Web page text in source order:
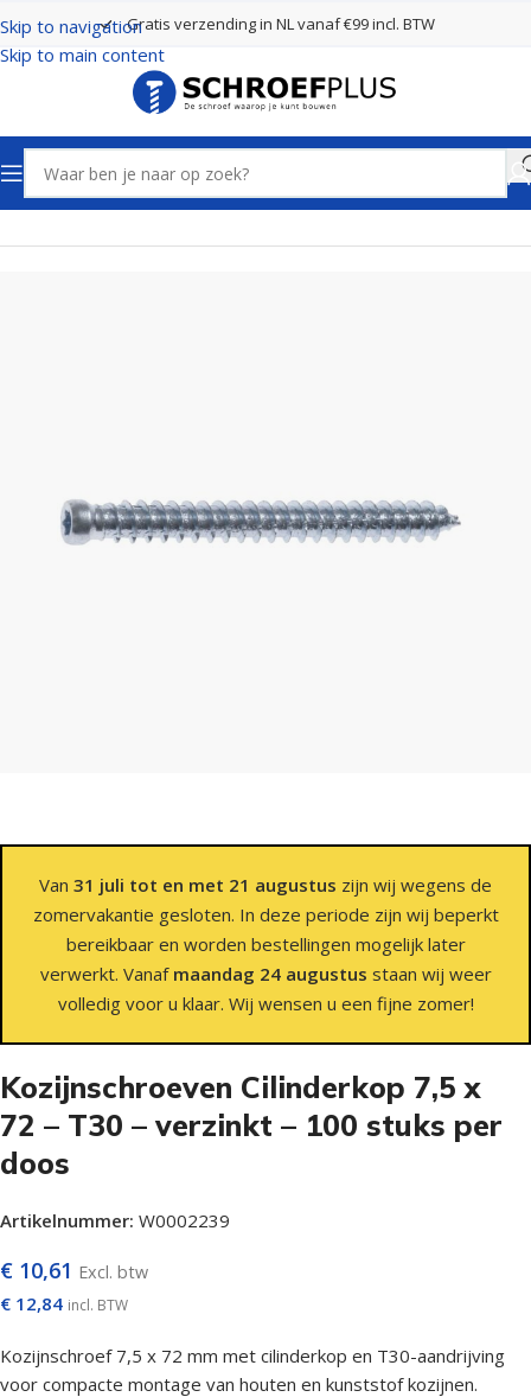
Skip to navigation
Skip to main content
Gratis verzending in NL vanaf €99 incl. BTW
Home Schroeven Kozijnschroeven
Van 31 juli tot en met 21 augustus zijn wij wegens de
zomervakantie gesloten. In deze periode zijn wij beperkt
bereikbaar en worden bestellingen mogelijk later
verwerkt. Vanaf maandag 24 augustus staan wij weer
volledig voor u klaar. Wij wensen u een fijne zomer!
Kozijnschroeven Cilinderkop 7,5 x
72 – T30 – verzinkt – 100 stuks per
doos
Artikelnummer: W0002239
€ 10,61 Excl. btw
€ 12,84 incl. BTW
Kozijnschroef 7,5 x 72 mm met cilinderkop en T30-aandrijving
voor compacte montage van houten en kunststof kozijnen.